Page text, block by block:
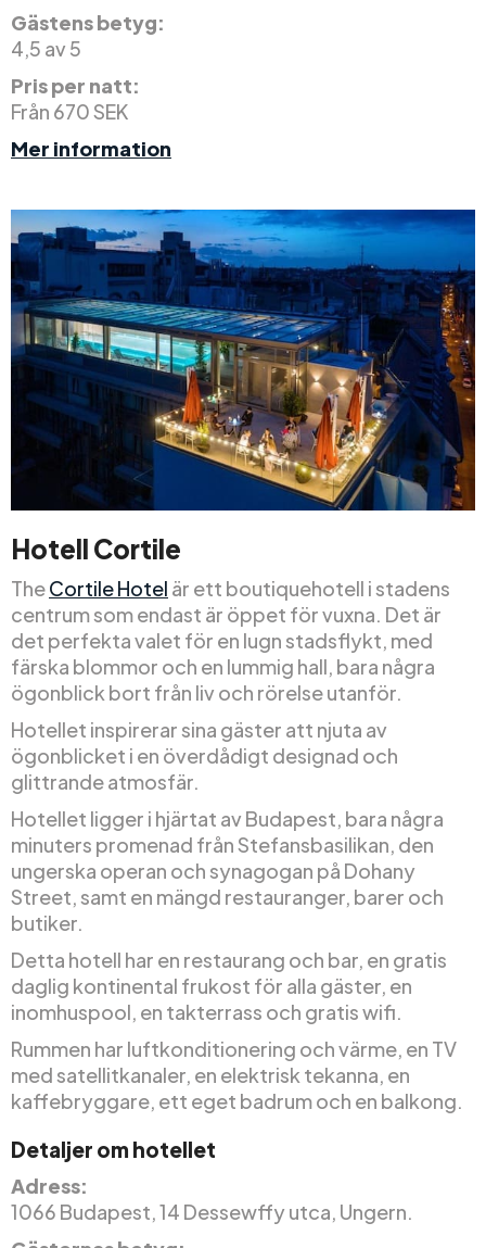
Gästens betyg:
4,5 av 5
Pris per natt:
Från 670 SEK
Mer information
Hotell Cortile
TheCortile Hotel är ett boutiquehotell i stadens
centrum som endast är öppet för vuxna. Det är
det perfekta valet för en lugn stadsflykt, med
färska blommor och en lummig hall, bara några
ögonblick bort från liv och rörelse utanför.
Hotellet inspirerar sina gäster att njuta av
ögonblicket i en överdådigt designad och
glittrande atmosfär.
Hotellet ligger i hjärtat av Budapest, bara några
minuters promenad från Stefansbasilikan, den
ungerska operan och synagogan på Dohany
Street, samt en mängd restauranger, barer och
butiker.
Detta hotell har en restaurang och bar, en gratis
daglig kontinental frukost för alla gäster, en
inomhuspool, en takterrass och gratis wifi.
Rummen har luftkonditionering och värme, en TV
med satellitkanaler, en elektrisk tekanna, en
kaffebryggare, ett eget badrum och en balkong.
Detaljer om hotellet
Adress:
1066 Budapest, 14 Dessewffy utca, Ungern.